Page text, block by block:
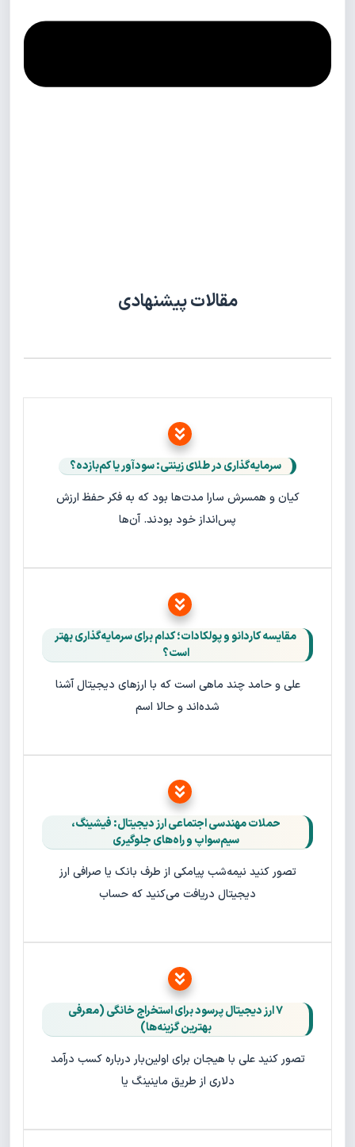
مقالات پیشنهادی
سرمایه‌گذاری در طلای زینتی: سودآور یا کم‌بازده؟
کیان و همسرش سارا مدت‌ها بود که به فکر حفظ ارزش
پس‌انداز خود بودند. آن‌ها
مقایسه کاردانو و پولکادات؛ کدام برای سرمایه‌گذاری بهتر
است؟
علی و حامد چند ماهی است که با ارزهای دیجیتال آشنا
شده‌اند و حالا اسم
حملات مهندسی اجتماعی ارز دیجیتال: فیشینگ،
سیم‌سواپ و راه‌های جلوگیری
تصور کنید نیمه‌شب پیامکی از طرف بانک یا صرافی ارز
دیجیتال دریافت می‌کنید که حساب
۷ ارز دیجیتال پرسود برای استخراج خانگی (معرفی
بهترین گزینه‌ها)
تصور کنید علی با هیجان برای اولین‌بار درباره کسب درآمد
دلاری از طریق ماینینگ یا